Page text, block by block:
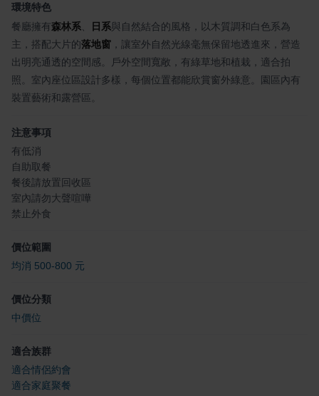
環境特色
餐廳擁有森林系 日系與自然結合的風格，以木質調和白色系為
主，搭配大片的落地窗 ，讓室外自然光線毫無保留地透進來，營造
出明亮通透的空間感。戶外空間寬敞，有綠草地和植栽，適合拍
照。室內座位區設計多樣，每個位置都能欣賞窗外綠意。園區內有
裝置藝術和露營區。
注意事項
有低消
自助取餐
餐後請放置回收區
室內請勿大聲喧嘩
禁止外食
價位範圍
均消 500-800 元
價位分類
中價位
適合族群
適合情侶約會
適合家庭聚餐